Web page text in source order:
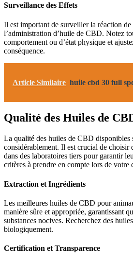
Surveillance des Effets
Il est important de surveiller la réaction de
l’administration d’huile de CBD. Notez
comportement ou d’état physique et
conséquence.
Article Similaire huile cbd 30 full
Qualité des Huiles de
La qualité des huiles de CBD disponibles
considérablement. Il est crucial de choisir
dans des laboratoires tiers pour garantir
critères à prendre en compte lors de votre
Extraction et Ingrédients
Les meilleures huiles de CBD pour
manière sûre et appropriée, garantissant
substances nocives. Recherchez des
biologiquement.
Certification et Transparence